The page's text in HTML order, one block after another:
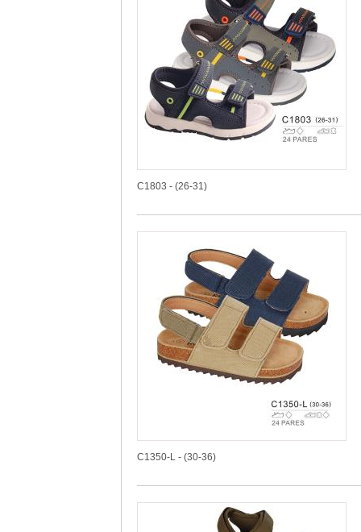
C1803 - (26-31)
C1350-L - (30-36)